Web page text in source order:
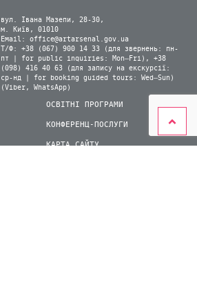
вул. Івана Мазепи, 28-30,
м. Київ, 01010
Email: office@artarsenal.gov.ua
Т/Ф: +38 (067) 900 14 33 (для звернень: пн-
пт | for public inquiries: Mon–Fri), +38
(098) 416 40 63 (для запису на екскурсії:
ср-нд | for booking guided tours: Wed–Sun)
(Viber, WhatsApp)
ОСВІТНІ ПРОГРАМИ
КОНФЕРЕНЦ-ПОСЛУГИ
КАРТА САЙТУ